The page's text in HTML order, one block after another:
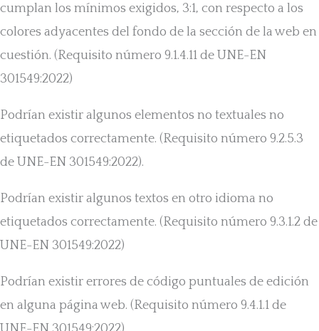
cumplan los mínimos exigidos, 3:1, con respecto a los
colores adyacentes del fondo de la sección de la web en
cuestión. (Requisito número 9.1.4.11 de UNE-EN
301549:2022)
Podrían existir algunos elementos no textuales no
etiquetados correctamente. (Requisito número 9.2.5.3
de UNE-EN 301549:2022).
Podrían existir algunos textos en otro idioma no
etiquetados correctamente. (Requisito número 9.3.1.2 de
UNE-EN 301549:2022)
Podrían existir errores de código puntuales de edición
en alguna página web. (Requisito número 9.4.1.1 de